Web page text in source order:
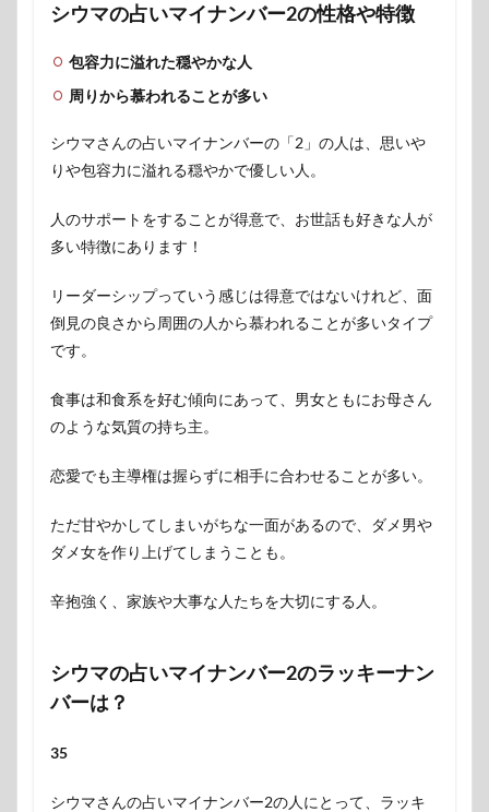
シウマの占いマイナンバー2の性格や特徴
包容力に溢れた穏やかな人
周りから慕われることが多い
シウマさんの占いマイナンバーの「2」の人は、思いや
りや包容力に溢れる穏やかで優しい人。
人のサポートをすることが得意で、お世話も好きな人が
多い特徴にあります！
リーダーシップっていう感じは得意ではないけれど、面
倒見の良さから周囲の人から慕われることが多いタイプ
です。
食事は和食系を好む傾向にあって、男女ともにお母さん
のような気質の持ち主。
恋愛でも主導権は握らずに相手に合わせることが多い。
ただ甘やかしてしまいがちな一面があるので、ダメ男や
ダメ女を作り上げてしまうことも。
辛抱強く、家族や大事な人たちを大切にする人。
シウマの占いマイナンバー2のラッキーナン
バーは？
35
シウマさんの占いマイナンバー2の人にとって、ラッキ